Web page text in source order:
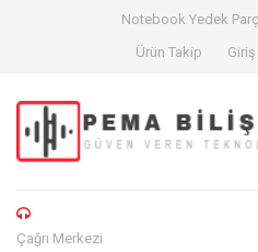
Notebook Yedek
Ürün Takip
Çağrı Merkezi